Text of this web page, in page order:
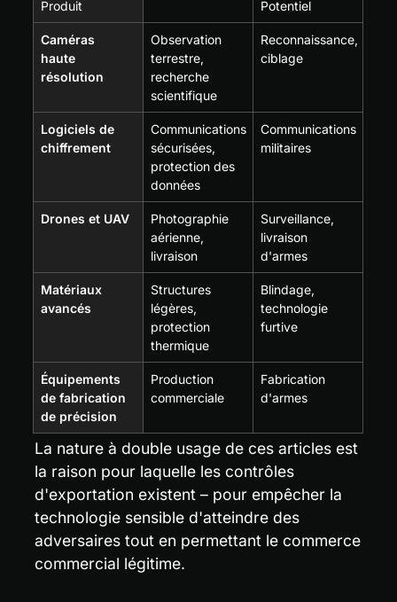
Produit
Potentiel
Caméras
haute
résolution
Observation
terrestre,
recherche
scientifique
Reconnaissance,
ciblage
Logiciels de
chiffrement
Communications
sécurisées,
protection des
données
Communications
militaires
Drones et UAV
Photographie
aérienne,
livraison
Surveillance,
livraison
d'armes
Matériaux
avancés
Structures
légères,
protection
thermique
Blindage,
technologie
furtive
Équipements
de fabrication
de précision
Production
commerciale
Fabrication
d'armes
La nature à double usage de ces articles est
la raison pour laquelle les contrôles
d'exportation existent – pour empêcher la
technologie sensible d'atteindre des
adversaires tout en permettant le commerce
commercial légitime.